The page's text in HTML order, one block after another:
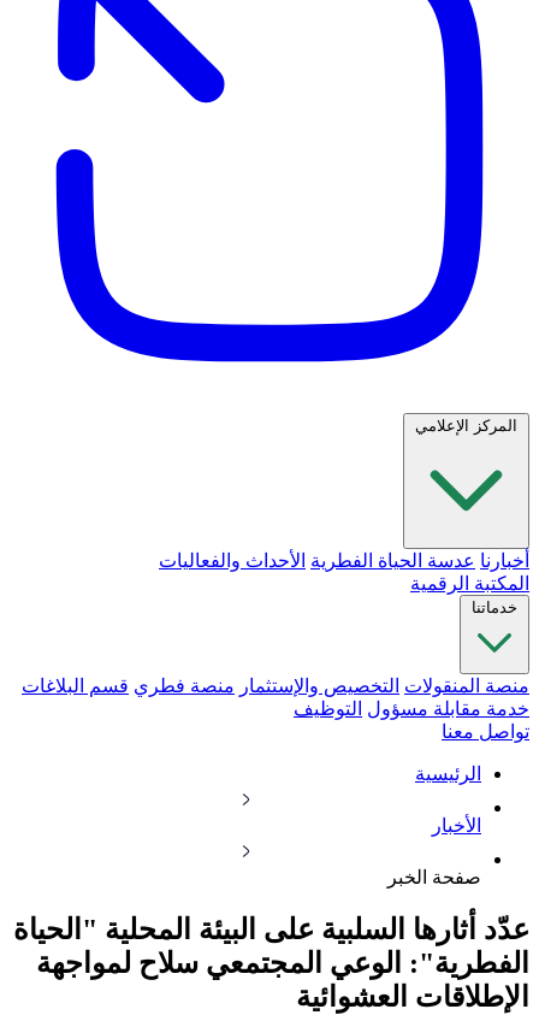
المركز الإعلامي
أخبارنا عدسة الحياة الفطرية الأحداث والفعاليات
المكتبة الرقمية
خدماتنا
منصة المنقولات التخصيص والإستثمار منصة فطري قسم البلاغات
خدمة مقابلة مسؤول التوظيف
تواصل معنا
الرئيسية
الأخبار
صفحة الخبر
عدّد أثارها السلبية على البيئة المحلية "الحياة
الفطرية": الوعي المجتمعي سلاح لمواجهة
الإطلاقات العشوائية